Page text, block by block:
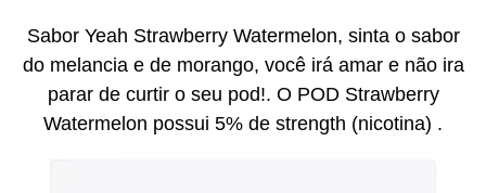
Sabor Yeah Strawberry Watermelon, sinta o sabor
do melancia e de morango, você irá amar e não ira
parar de curtir o seu pod!. O POD Strawberry
Watermelon possui 5% de strength (nicotina) .